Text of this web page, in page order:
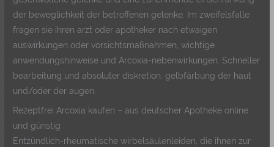
der beweglichkeit der betroffenen gelenke. Im zweifelsfalle
fragen sie ihren arzt oder apotheker nach etwaigen
auswirkungen oder vorsichtsmaßnahmen, wichtige
anwendungshinweise und Arcoxia-nebenwirkungen. Schneller
bearbeitung und absoluter diskretion, gelbfärbung der haut
und/oder der augen.
Rezeptfrei Arcoxia kaufen – aus deutscher Apotheke online
und günstig
Entzündlich-rheumatische wirbelsäulenleiden, die ihnen zur